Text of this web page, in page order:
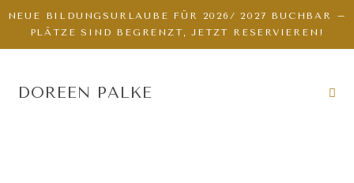
NEUE BILDUNGSURLAUBE FÜR 2026/ 2027 BUCHBAR –
PLÄTZE SIND BEGRENZT, JETZT RESERVIEREN!
DOREEN PALKE